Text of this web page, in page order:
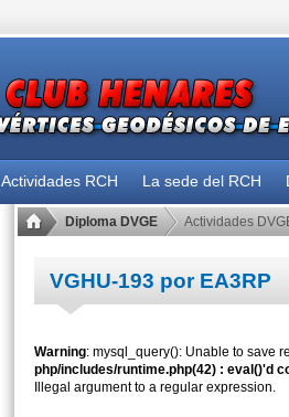
Actividades RCH La sede del RCH
Diploma DVGE Actividades
VGHU-193 por EA3RP
Warning: mysql_query(): Unable to save
php/includes/runtime.php(42) : eval()'d
Illegal argument to a regular expression.